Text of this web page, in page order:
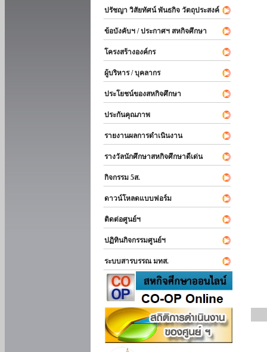
ปรัชญา วิสัยทัศน์ พันธกิจ วัตถุประสงค์
ข้อบังคับฯ / ประกาศฯ สหกิจศึกษา
โครงสร้างองค์กร
ผู้บริหาร / บุคลากร
ประโยชน์ของสหกิจศึกษา
ประกันคุณภาพ
รายงานผลการดำเนินงาน
รางวัลนักศึกษาสหกิจศึกษาดีเด่น
กิจกรรม 5ส.
ดาวน์โหลดแบบฟอร์ม
ติดต่อศูนย์ฯ
ปฏิทินกิจกรรมศูนย์ฯ
ระบบสารบรรณ มทส.